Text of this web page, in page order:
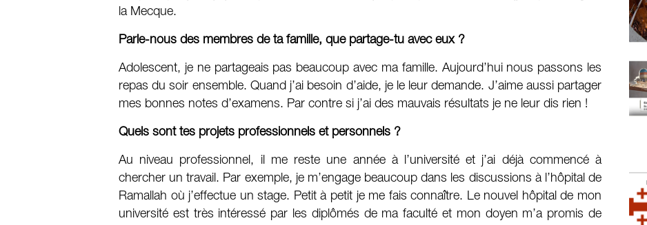
la Mecque.
Parle-nous des membres de ta famille, que partage-tu avec eux ?
Adolescent, je ne partageais pas beaucoup avec ma famille. Aujourd’hui nous passons les
repas du soir ensemble. Quand j’ai besoin d’aide, je le leur demande. J’aime aussi partager
mes bonnes notes d’examens. Par contre si j’ai des mauvais résultats je ne leur dis rien !
Quels sont tes projets professionnels et personnels ?
Au niveau professionnel, il me reste une année à l’université et j’ai déjà commencé à
chercher un travail. Par exemple, je m’engage beaucoup dans les discussions à l’hôpital de
Ramallah où j’effectue un stage. Petit à petit je me fais connaître. Le nouvel hôpital de mon
université est très intéressé par les diplômés de ma faculté et mon doyen m’a promis de